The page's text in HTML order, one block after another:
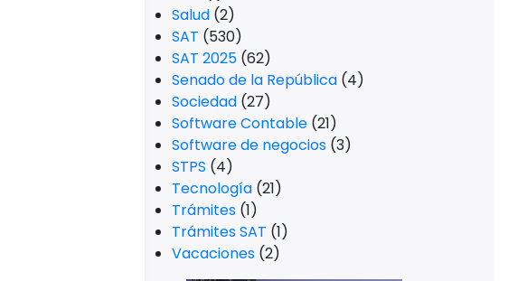
Salud (2)
SAT (530)
SAT 2025 (62)
Senado de la República (4)
Sociedad (27)
Software Contable (21)
Software de negocios (3)
STPS (4)
Tecnología (21)
Trámites (1)
Trámites SAT (1)
Vacaciones (2)